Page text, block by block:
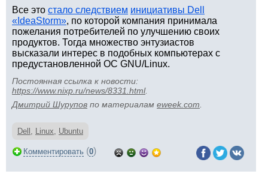
Все это стало следствием инициативы Dell
«IdeaStorm», по которой компания принимала
пожелания потребителей по улучшению своих
продуктов. Тогда множество энтузиастов
высказали интерес в подобных компьютерах с
предустановленной ОС GNU/Linux.
Постоянная ссылка к новости:
https://www.nixp.ru/news/8331.html.
Дмитрий Шурупов по материалам eweek.com
Dell , Linux, Ubuntu
Комментировать (0)